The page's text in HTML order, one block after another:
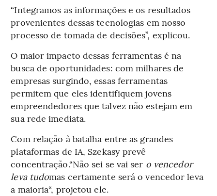
“Integramos as informações e os resultados
provenientes dessas tecnologias em nosso
processo de tomada de decisões”, explicou.
O maior impacto dessas ferramentas é na
busca de oportunidades: com milhares de
empresas surgindo, essas ferramentas
permitem que eles identifiquem jovens
empreendedores que talvez não estejam em
sua rede imediata.
Com relação à batalha entre as grandes
plataformas de IA, Szekasy prevê
concentração.“Não sei se vai ser o vencedor
leva tudomas certamente será o vencedor leva
a maioria“, projetou ele.